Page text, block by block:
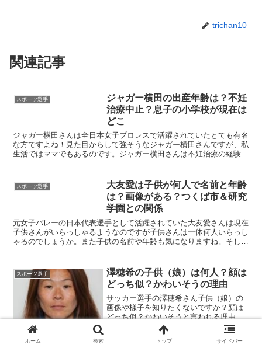
trichan10
関連記事
スポーツ選手
ジャガー横田の出産年齢は？不妊
治療中止？息子の小学校が現在は
どこ
ジャガー横田さんは全日本女子プロレスで活躍されていたとても有名
な方ですよね！見た目からして強そうなジャガー横田さんですが、私
生活ではママでもあるのです。ジャガー横田さんは不妊治療の経験も
スポーツ選手
大友愛は子供が何人で名前と年齢
は？画像がある？つくば市＆研究
学園との関係
元女子バレーの日本代表選手として活躍されていた大友愛さんは現在
子供さんがいらっしゃるようなのですが子供さんは一体何人いらっし
ゃるのでしょうか。また子供の名前や年齢も気になりますね。そして
スポーツ選手
澤穂希の子供（娘）は何人？顔は
どっち似？かわいそうの理由
サッカー選手の澤穂希さん子供（娘）の
画像や様子を知りたくないですか？顔は
どっち似？かわいそうと言われる理由
は・・・？また子供は何人いるのでしょ
うか。娘とのエピソードも気になります
ね。こちらの記事では澤穂希さんの子供
ホーム 検索 トップ サイドバー